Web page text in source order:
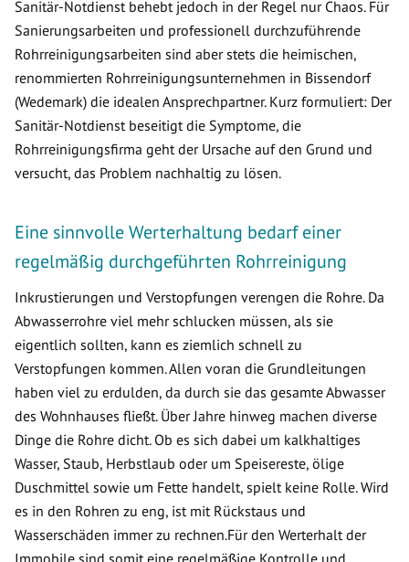
Sanitär-Notdienst behebt jedoch in der Regel nur Chaos. Für
Sanierungsarbeiten und professionell durchzuführende
Rohrreinigungsarbeiten sind aber stets die heimischen,
renommierten Rohrreinigungsunternehmen in Bissendorf
(Wedemark) die idealen Ansprechpartner. Kurz formuliert: Der
Sanitär-Notdienst beseitigt die Symptome, die
Rohrreinigungsfirma geht der Ursache auf den Grund und
versucht, das Problem nachhaltig zu lösen.
Eine sinnvolle Werterhaltung bedarf einer
regelmäßig durchgeführten Rohrreinigung
Inkrustierungen und Verstopfungen verengen die Rohre. Da
Abwasserrohre viel mehr schlucken müssen, als sie
eigentlich sollten, kann es ziemlich schnell zu
Verstopfungen kommen. Allen voran die Grundleitungen
haben viel zu erdulden, da durch sie das gesamte Abwasser
des Wohnhauses fließt. Über Jahre hinweg machen diverse
Dinge die Rohre dicht. Ob es sich dabei um kalkhaltiges
Wasser, Staub, Herbstlaub oder um Speisereste, ölige
Duschmittel sowie um Fette handelt, spielt keine Rolle. Wird
es in den Rohren zu eng, ist mit Rückstaus und
Wasserschäden immer zu rechnen.Für den Werterhalt der